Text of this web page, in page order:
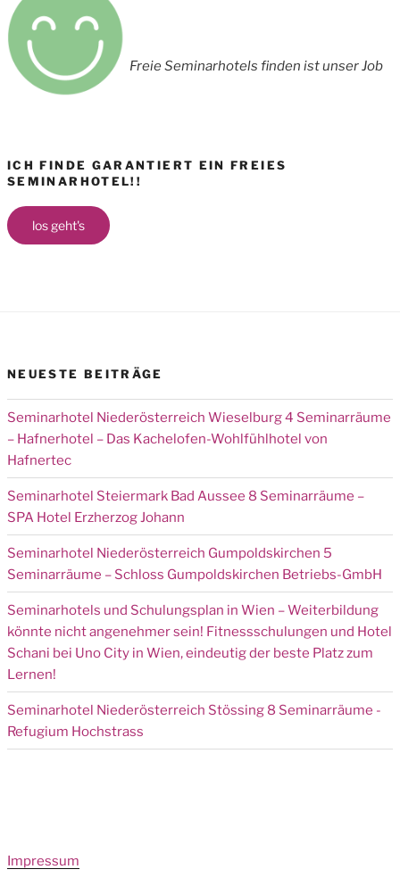
Freie Seminarhotels finden ist unser Job
ICH FINDE GARANTIERT EIN FREIES
SEMINARHOTEL!!
los geht's
NEUESTE BEITRÄGE
Seminarhotel Niederösterreich Wieselburg 4 Seminarräume
– Hafnerhotel – Das Kachelofen-Wohlfühlhotel von
Hafnertec
Seminarhotel Steiermark Bad Aussee 8 Seminarräume –
SPA Hotel Erzherzog Johann
Seminarhotel Niederösterreich Gumpoldskirchen 5
Seminarräume – Schloss Gumpoldskirchen Betriebs-GmbH
Seminarhotels und Schulungsplan in Wien – Weiterbildung
könnte nicht angenehmer sein! Fitnessschulungen und Hotel
Schani bei Uno City in Wien, eindeutig der beste Platz zum
Lernen!
Seminarhotel Niederösterreich Stössing 8 Seminarräume -
Refugium Hochstrass
Impressum